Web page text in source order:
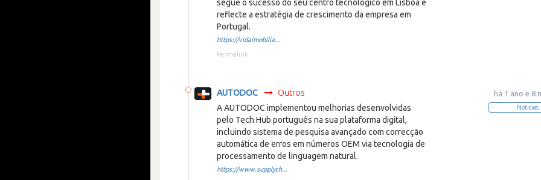
segue o sucesso do seu centro tecnológico em Lisboa e
reflecte a estratégia de crescimento da empresa em
Portugal.
https://vidaimobilia...
Permalink
há 1 ano e 8
Noticias
AUTODOC
Outros
A AUTODOC implementou melhorias desenvolvidas
pelo Tech Hub português na sua plataforma digital,
incluindo sistema de pesquisa avançado com correcção
automática de erros em números OEM via tecnologia de
processamento de linguagem natural.
https://www.supplych...